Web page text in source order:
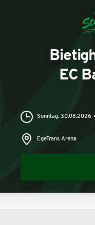
EC
Sonntag, 30.08.2026
EgeTrans Arena